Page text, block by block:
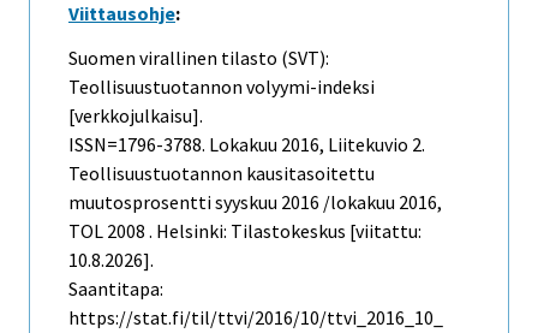
Viittausohje:
Suomen virallinen tilasto (SVT):
Teollisuustuotannon volyymi-indeksi
[verkkojulkaisu].
ISSN=1796-3788. Lokakuu 2016, Liitekuvio 2.
Teollisuustuotannon kausitasoitettu
muutosprosentti syyskuu 2016 /lokakuu 2016,
TOL 2008 . Helsinki: Tilastokeskus [viitattu:
10.8.2026].
Saantitapa:
https://stat.fi/til/ttvi/2016/10/ttvi_2016_10_